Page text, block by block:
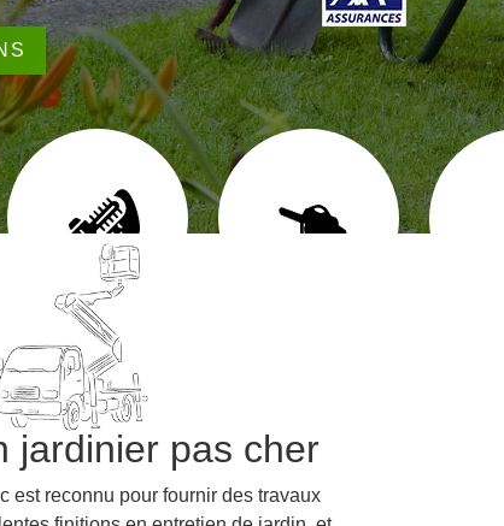
TAILLE DE HAIE 65
TONTE
DE
jardinier pas cher
est reconnu pour fournir des travaux